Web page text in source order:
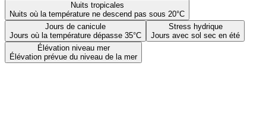
Nuits tropicales
Nuits où la température ne descend pas sous 20°C
Jours de canicule
Jours où la température dépasse 35°C
Stress hydrique
Jours avec sol sec en été
Élévation niveau mer
Élévation prévue du niveau de la mer